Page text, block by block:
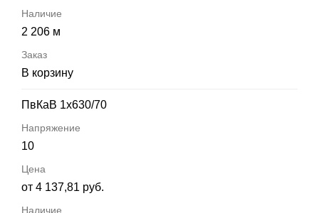
2 206 м
В корзину
ПвКаВ 1х630/70
10
от 4 137,81 руб.